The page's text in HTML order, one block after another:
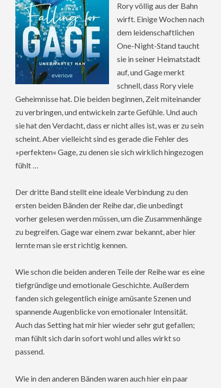
Rory völlig aus der Bahn
wirft. Einige Wochen nach
dem leidenschaftlichen
One-Night-Stand taucht
sie in seiner Heimatstadt
auf, und Gage merkt
schnell, dass Rory viele
Geheimnisse hat. Die beiden beginnen, Zeit miteinander
zu verbringen, und entwickeln zarte Gefühle. Und auch
sie hat den Verdacht, dass er nicht alles ist, was er zu sein
scheint. Aber vielleicht sind es gerade die Fehler des
»perfekten« Gage, zu denen sie sich wirklich hingezogen
fühlt …
Der dritte Band stellt eine ideale Verbindung zu den
ersten beiden Bänden der Reihe dar, die unbedingt
vorher gelesen werden müssen, um die Zusammenhänge
zu begreifen. Gage war einem zwar bekannt, aber hier
lernte man sie erst richtig kennen.
Wie schon die beiden anderen Teile der Reihe war es eine
tiefgründige und emotionale Geschichte. Außerdem
fanden sich gelegentlich einige amüsante Szenen und
spannende Augenblicke von emotionaler Intensität.
Auch das Setting hat mir hier wieder sehr gut gefallen;
man fühlt sich darin sofort wohl und alles wirkt so
passend.
Wie in den anderen Bänden waren auch hier ein paar